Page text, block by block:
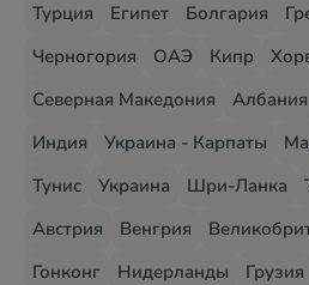
Турция Египет Болгария
Черногория
ОАЭ Кипр
Северная Македония
Албания
Индия
Украина - Карпаты
Тунис
Украина Шри-Ланка
Австрия
Венгрия
Гонконг
Нидерланды Грузия